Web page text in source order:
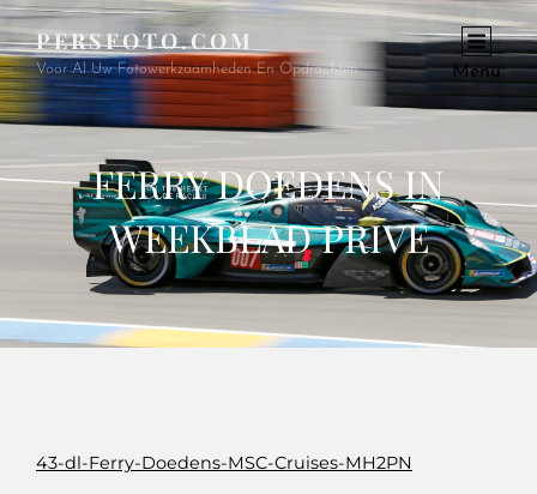
PERSFOTO.COM
Voor Al Uw Fotowerkzaamheden En Opdrachten Menu
FERRY DOEDENS IN
WEEKBLAD PRIVE
43-dl-Ferry-Doedens-MSC-Cruises-MH2PN